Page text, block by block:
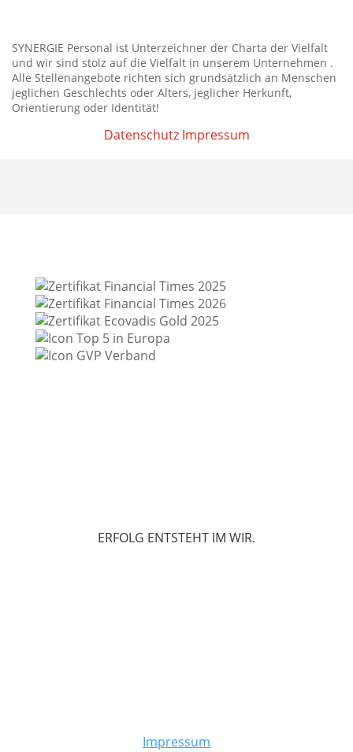
SYNERGIE Personal ist Unterzeichner der Charta der Vielfalt
und wir sind stolz auf die Vielfalt in unserem Unternehmen .
Alle Stellenangebote richten sich grundsätzlich an Menschen
jeglichen Geschlechts oder Alters, jeglicher Herkunft,
Orientierung oder Identität!
Datenschutz Impressum
ERFOLG ENTSTEHT IM WIR.
Impressum